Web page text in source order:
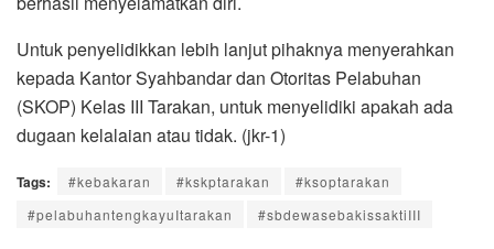
Untuk penyelidikkan lebih lanjut pihaknya menyerahkan
kepada Kantor Syahbandar dan Otoritas Pelabuhan
(SKOP) Kelas III Tarakan, untuk menyelidiki apakah ada
dugaan kelalaian atau tidak. (jkr-1)
Tags: #kebakaran #kskptarakan
#ksoptarakan
#pelabuhantengkayuItarakan
#sbdewasebakissaktiIII